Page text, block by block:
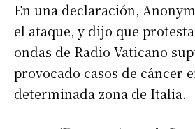
En una declaración,
el ataque, y dijo que
ondas de Radio Vaticano
provocado casos de cáncer
determinada zona de Italia.